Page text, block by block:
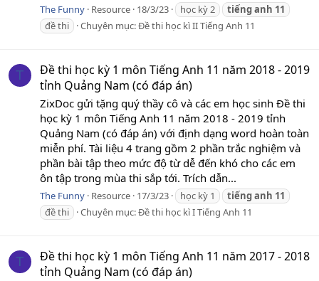
The Funny Resource 18/3/23 học kỳ 2 tiếnganh 11
đề thi
Chuyên mục:Đề thi học kì II Tiếng Anh 11
T
Đề thi học kỳ 1 môn Tiếng Anh 11 năm 2018 - 2019
tỉnh Quảng Nam (có đáp án)
ZixDoc gửi tặng quý thầy cô và các em học sinh Đề thi
học kỳ 1 môn Tiếng Anh 11 năm 2018 - 2019 tỉnh
Quảng Nam (có đáp án) với định dạng word hoàn toàn
miễn phí. Tài liệu 4 trang gồm 2 phần trắc nghiệm và
phần bài tập theo mức độ từ dễ đến khó cho các em
ôn tập trong mùa thi sắp tới. Trích dẫn...
The Funny Resource 17/3/23 học kỳ 1 tiếnganh 11
đề thi
Chuyên mục:Đề thi học kì I Tiếng Anh 11
T
Đề thi học kỳ 1 môn Tiếng Anh 11 năm 2017 - 2018
tỉnh Quảng Nam (có đáp án)